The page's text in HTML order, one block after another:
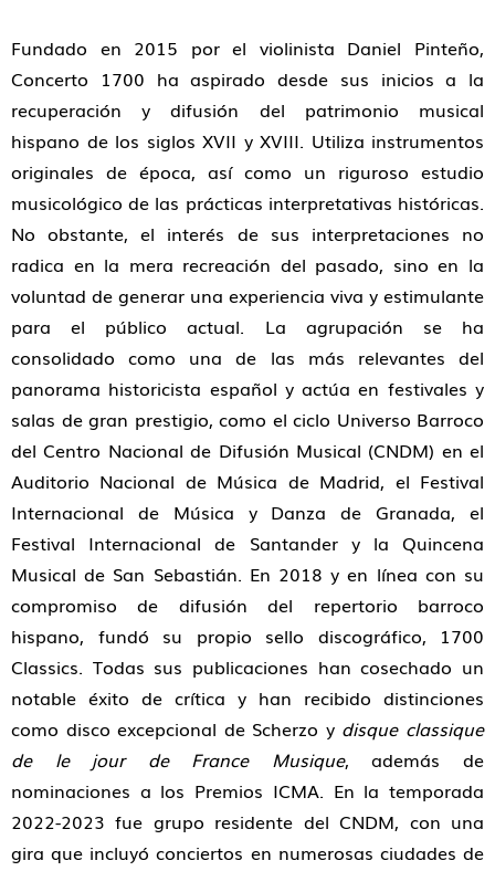
Fundado en 2015 por el violinista Daniel Pinteño,
Concerto 1700 ha aspirado desde sus inicios a la
recuperación y difusión del patrimonio musical
hispano de los siglos XVII y XVIII. Utiliza instrumentos
originales de época, así como un riguroso estudio
musicológico de las prácticas interpretativas históricas.
No obstante, el interés de sus interpretaciones no
radica en la mera recreación del pasado, sino en la
voluntad de generar una experiencia viva y estimulante
para el público actual. La agrupación se ha
consolidado como una de las más relevantes del
panorama historicista español y actúa en festivales y
salas de gran prestigio, como el ciclo Universo Barroco
del Centro Nacional de Difusión Musical (CNDM) en el
Auditorio Nacional de Música de Madrid, el Festival
Internacional de Música y Danza de Granada, el
Festival Internacional de Santander y la Quincena
Musical de San Sebastián. En 2018 y en línea con su
compromiso de difusión del repertorio barroco
hispano, fundó su propio sello discográfico, 1700
Classics. Todas sus publicaciones han cosechado un
notable éxito de crítica y han recibido distinciones
como disco excepcional de Scherzo y disque classique
de le jour de France Musique, además de
nominaciones a los Premios ICMA. En la temporada
2022-2023 fue grupo residente del CNDM, con una
gira que incluyó conciertos en numerosas ciudades de